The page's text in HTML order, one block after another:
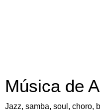
Música de
Jazz, samba, soul, choro,